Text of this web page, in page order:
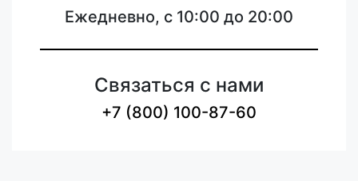
Ежедневно, с 10:00 до 20:00
Связаться с нами
+7 (800) 100-87-60